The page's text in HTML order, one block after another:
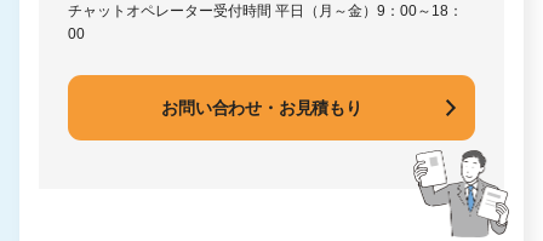
チャットオペレーター受付時間 平日（月～金）9：00～18：
00
お問い合わせ・お見積もり